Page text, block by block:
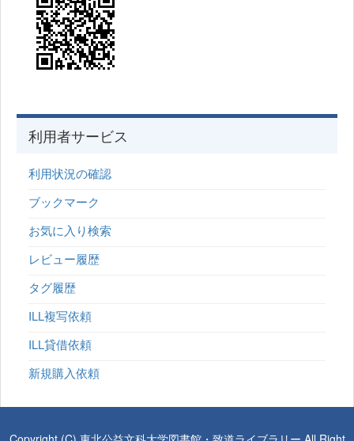
利用者サービス
利用状況の確認
ブックマーク
お気に入り検索
レビュー履歴
タグ履歴
ILL複写依頼
ILL貸借依頼
新規購入依頼